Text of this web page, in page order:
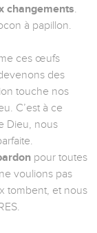
changements.
à papillon.
ces œufs
des
touche nos
C’est à ce
Dieu, nous
pour toutes
voulions pas
tombent, et nous